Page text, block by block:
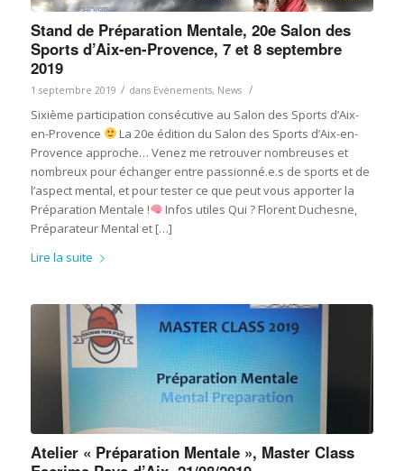
Stand de Préparation Mentale, 20e Salon des
Sports d’Aix-en-Provence, 7 et 8 septembre
2019
1 septembre 2019 / dans Evènements, News /
Sixième participation consécutive au Salon des Sports d’Aix-
en-Provence
La 20e édition du Salon des Sports d’Aix-en-
Provence approche… Venez me retrouver nombreuses et
nombreux pour échanger entre passionné.e.s de sports et de
l’aspect mental, et pour tester ce que peut vous apporter la
Préparation Mentale !
Infos utiles Qui ? Florent Duchesne,
Préparateur Mental et […]
Lire la suite
Atelier « Préparation Mentale », Master Class